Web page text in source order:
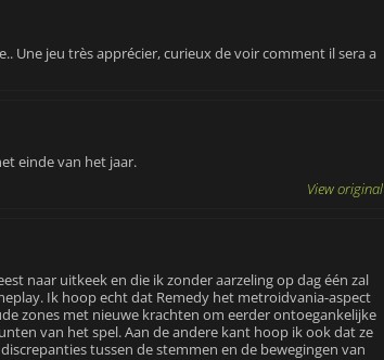
Une jeu très apprécier, curieux de voir comment il sera a
einde van het jaar.
View original
naar uitkeek en die ik zonder aarzeling op dag één zal
Ik hoop echt dat Remedy het metroidvania-aspect
zones met nieuwe krachten om eerder ontoegankelijke
van het spel. Aan de andere kant hoop ik ook dat ze
tussen de stemmen en de bewegingen van